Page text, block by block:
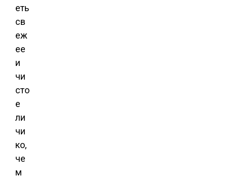
еть
св
еж
ее
и
чи
сто
е
ли
чи
ко,
че
м